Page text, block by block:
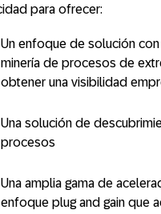
para ofrecer:
Un enfoque de solución
minería de procesos de
obtener una visibilidad
Una solución de
procesos
Una amplia gama de
enfoque plug and gain que